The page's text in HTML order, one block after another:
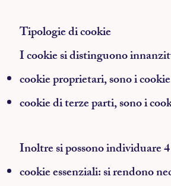
Tipologie di cookie
I cookie si distinguono
cookie proprietari, sono i
cookie di terze parti, sono i
Inoltre si possono individuare
cookie essenziali: si rendono